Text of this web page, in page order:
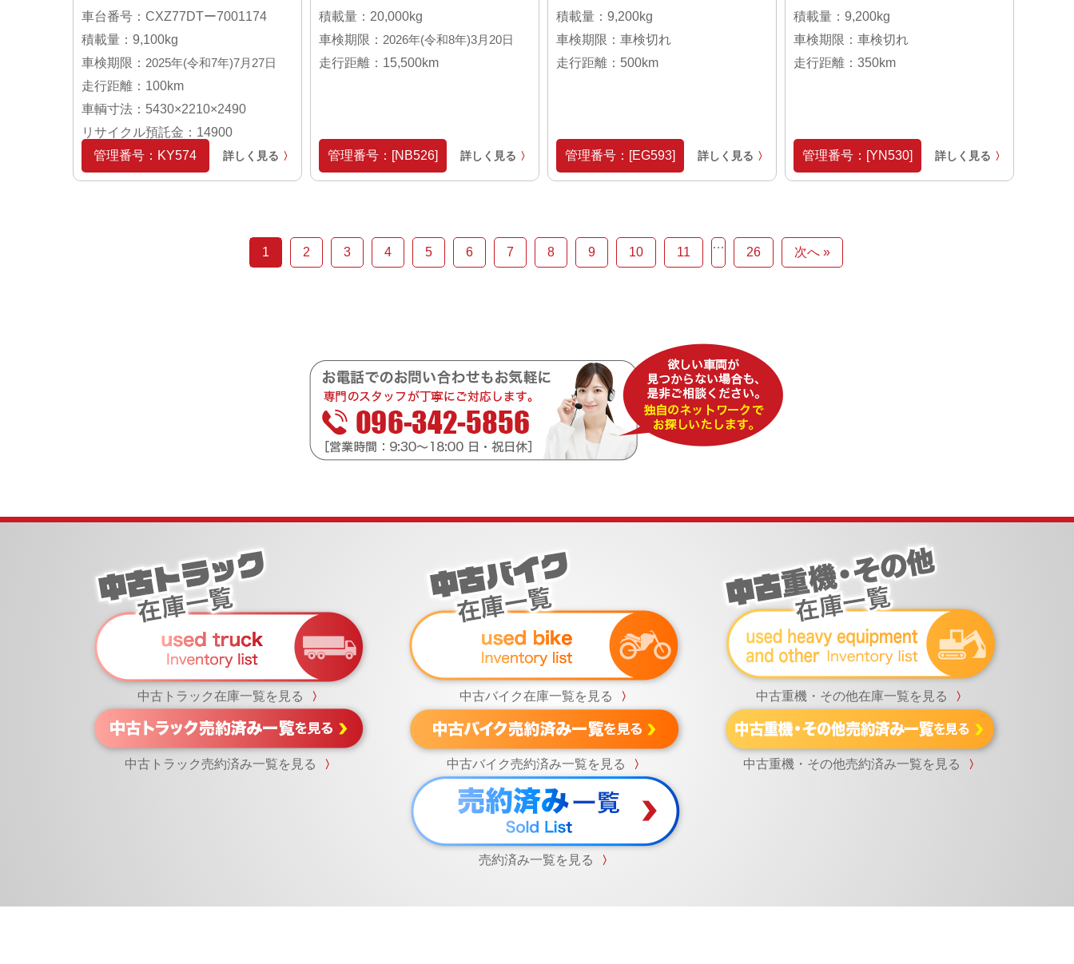
車台番号：CXZ77DTー7001174
積載量：9,100kg
車検期限： 2025年(令和7年)7月27日
走行距離：100km
車輌寸法：5430×2210×2490
リサイクル預託金：14900
管理番号：KY574
詳しく見る 〉
積載量：20,000kg
車検期限： 2026年(令和8年)3月20日
走行距離：15,500km
管理番号：[NB526] 詳しく見る 〉
積載量：9,200kg
車検期限：車検切れ
走行距離：500km
管理番号：[EG593] 詳しく見る 〉
積載量：9,200kg
車検期限：車検切れ
走行距離：350km
管理番号：[YN530] 詳しく見る 〉
1 2 3 4 5 6 7 8 9 10 11
…
26 次へ »
中古トラック在庫一覧を見る 〉 中古バイク在庫一覧を見る 〉 中古重機・その他在庫一覧を見る 〉
中古トラック売約済み一覧を見る 〉 中古バイク売約済み一覧を見る 〉 中古重機・その他売約済み一覧を見る 〉
売約済み一覧を見る 〉